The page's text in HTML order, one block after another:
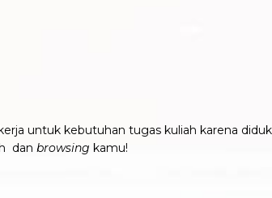
untuk kebutuhan tugas kuliah karena
dan browsing kamu!